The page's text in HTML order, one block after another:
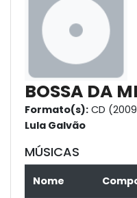
BOSSA DA
Formato(s): CD
Lula Galvão
MÚSICAS
Nome